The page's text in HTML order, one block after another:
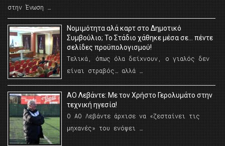
στην Ένωση …
Νομιμότητα αλά καρτ στο Δημοτικό
Συμβούλιο; Το Στάδιο χάθηκε μέσα σε… πέντε
σελίδες προϋπολογισμού!
Τελικά, όπως όλα δείχνουν, ο γιαλός δεν
είναι στραβός… αλλά …
ΑΟ Λεβάντε: Με τον Χρήστο Γερολυμάτο στην
τεχνική ηγεσία!
Ο ΑΟ Λεβάντε άρχισε να «ζεσταίνει τις
μηχανές» του ενόψει …